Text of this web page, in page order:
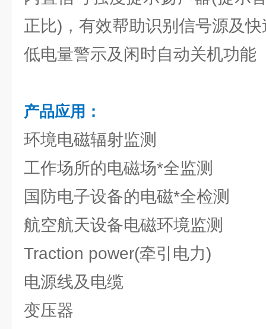
正比)，有效帮助识别信号源及
低电量警示及闲时自动关机功能
产品应用：
环境电磁辐射监测
工作场所的电磁场*全监测
国防电子设备的电磁*全检测
航空航天设备电磁环境监测
Traction power(牵引电力)
电源线及电缆
变压器